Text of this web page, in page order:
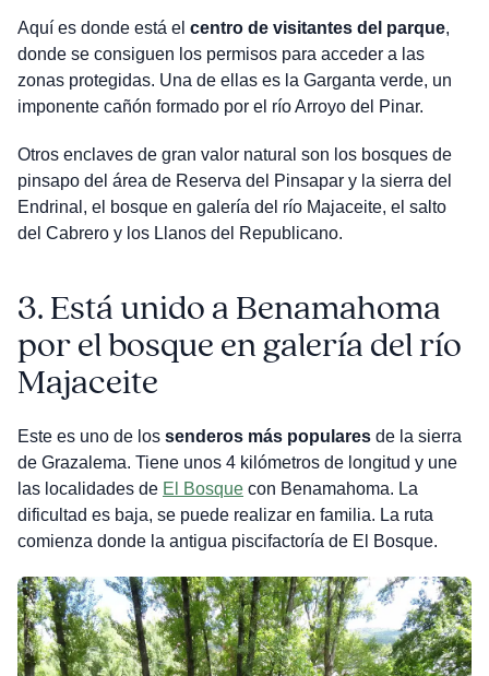
Aquí es donde está el centro de visitantes del parque,
donde se consiguen los permisos para acceder a las
zonas protegidas. Una de ellas es la Garganta verde, un
imponente cañón formado por el río Arroyo del Pinar.
Otros enclaves de gran valor natural son los bosques de
pinsapo del área de Reserva del Pinsapar y la sierra del
Endrinal, el bosque en galería del río Majaceite, el salto
del Cabrero y los Llanos del Republicano.
3.Está unido a Benamahoma
por el bosque en galería del río
Majaceite
Este es uno de los senderos más popularesde la sierra
de Grazalema. Tiene unos 4 kilómetros de longitud y une
las localidades de El Bosquecon Benamahoma. La
dificultad es baja, se puede realizar en familia. La ruta
comienza donde la antigua piscifactoría de El Bosque.